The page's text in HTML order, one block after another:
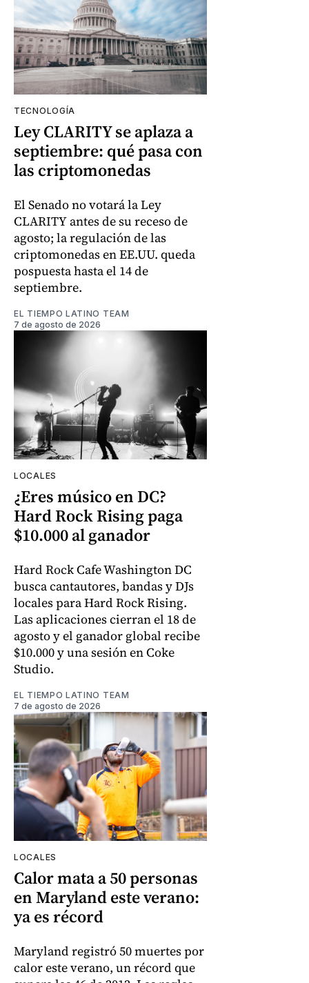
TECNOLOGÍA
Ley CLARITY se aplaza a
septiembre: qué pasa con
las criptomonedas
El Senado no votará la Ley
CLARITY antes de su receso de
agosto; la regulación de las
criptomonedas en EE.UU. queda
pospuesta hasta el 14 de
septiembre.
EL TIEMPO LATINO TEAM
7 de agosto de 2026
LOCALES
¿Eres músico en DC?
Hard Rock Rising paga
$10.000 al ganador
Hard Rock Cafe Washington DC
busca cantautores, bandas y DJs
locales para Hard Rock Rising.
Las aplicaciones cierran el 18 de
agosto y el ganador global recibe
$10.000 y una sesión en Coke
Studio.
EL TIEMPO LATINO TEAM
7 de agosto de 2026
LOCALES
Calor mata a 50 personas
en Maryland este verano:
ya es récord
Maryland registró 50 muertes por
calor este verano, un récord que